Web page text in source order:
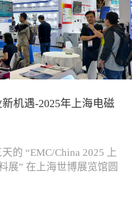
机遇-2025年上海电磁
的 “EMC/China 2025 上
展” 在上海世博展览馆圆
域的行业盛会，本届展